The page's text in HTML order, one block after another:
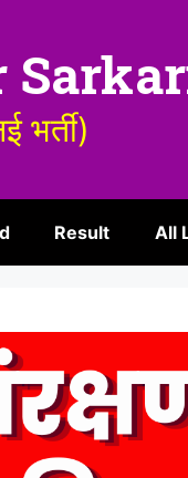
भर्ती)
Result All